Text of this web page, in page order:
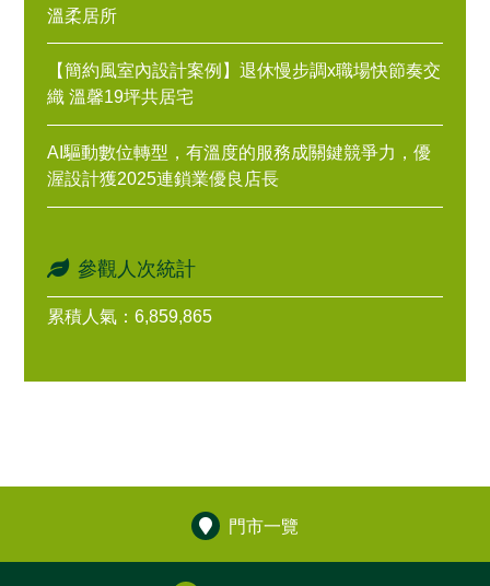
溫柔居所
【簡約風室內設計案例】退休慢步調x職場快節奏交
織 溫馨19坪共居宅
AI驅動數位轉型，有溫度的服務成關鍵競爭力，優
渥設計獲2025連鎖業優良店長
參觀人次統計
累積人氣：6,859,865
門市一覽